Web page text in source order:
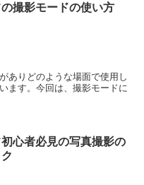
撮影モードの使い方
ありどのような場面で使用し
ます。今回は、撮影モードに
心者必見の写真撮影の
ク